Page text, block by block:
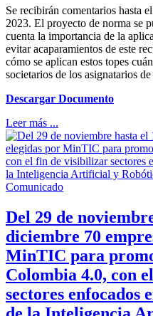
Se recibirán comentarios hasta
2023. El proyecto de norma se
cuenta la importancia de la
evitar acaparamientos de este
cómo se aplican estos topes
societarios de los asignatarios
Descargar Documento
Leer más ...
Comunicado
Del 29 de
diciembre 70
MinTIC para
Colombia 4.0, con
sectores enfocados